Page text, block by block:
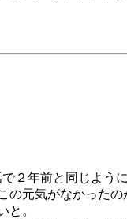
２年前と同じよう
の元気がなかったの
と。